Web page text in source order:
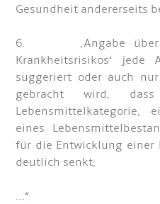
Gesundheit andererseits
6. ‚Angabe über
Krankheitsrisikos‘
suggeriert oder auch
gebracht wird,
Lebensmittelkategorie,
eines
für die Entwicklung einer
deutlich senkt;
…“